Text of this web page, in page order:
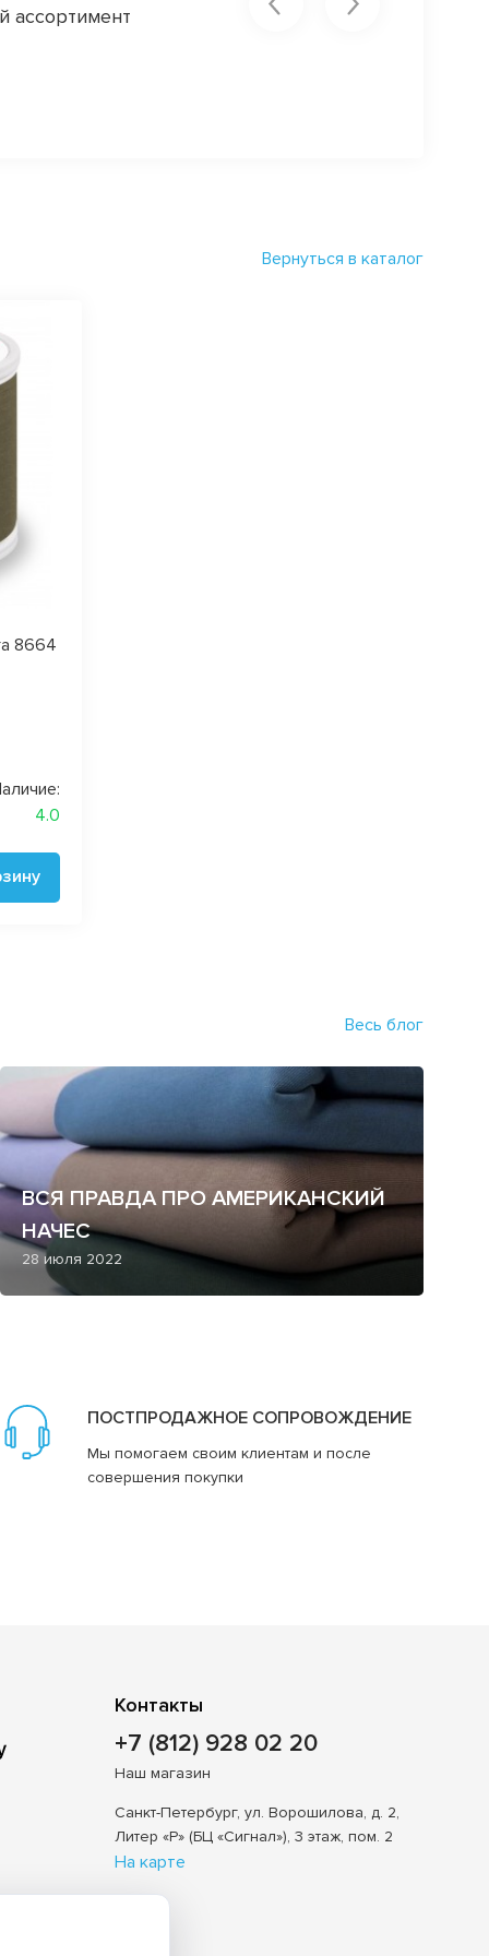
ассортимент
Вернуться в каталог
8664
4.0
Весь блог
ВСЯ ПРАВДА ПРО АМЕРИКАНСКИЙ
НАЧЕС
28 июля 2022
ПОСТПРОДАЖНОЕ СОПРОВОЖДЕНИЕ
Мы помогаем своим клиентам и после
совершения покупки
Контакты
+7 (812) 928 02 20
Наш магазин
Санкт-Петербург, ул. Ворошилова, д. 2,
Литер «Р» (БЦ «Сигнал»), 3 этаж, пом. 2
На карте